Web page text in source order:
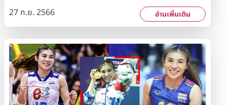
Ltd. ภายใต้ขอบเขต ยกทรง เครื่องหมายการค้า WACOAL
การรับรองดังกล่าวแสดงให้เห็นถึงความมุ่งมั่นของบริษัทฯ ใน
การขับเคลื่อนธุรกิจให้เติบโตอย่างยั่งยืน ตามแนวคิด
เศรษฐกิจหมุนเวียน โดยมุ่งเน้นการใช้ทรัพยากรให้เกิด
ประโยชน์สูงสุด ทั้งการนำวัตถุดิบกลับมาใช้ซ้ำ เพื่อทดแทนการ
ใช้ทรัพยากรใหม่ และลดขยะหรือของเสียเหลือศูนย์ (Zero
Waste) ด้วยการนำขยะหรือของเสียที่ถูกใช้แล้วมาผลิตซ้ำหรือ
ใช้ประโยชน์ใหม่ เกิดการหมุนเวียนในการใช้ทรัพยากรที่อยู่
27 ก.ย. 2566 อ่านเพิ่มเติม